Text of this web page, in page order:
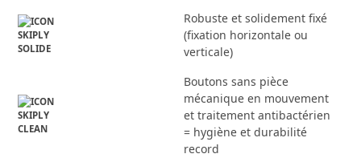
Robuste et solidement fixé
(fixation horizontale ou
verticale)
Boutons sans pièce
mécanique en mouvement
et traitement antibactérien
= hygiène et durabilité
record